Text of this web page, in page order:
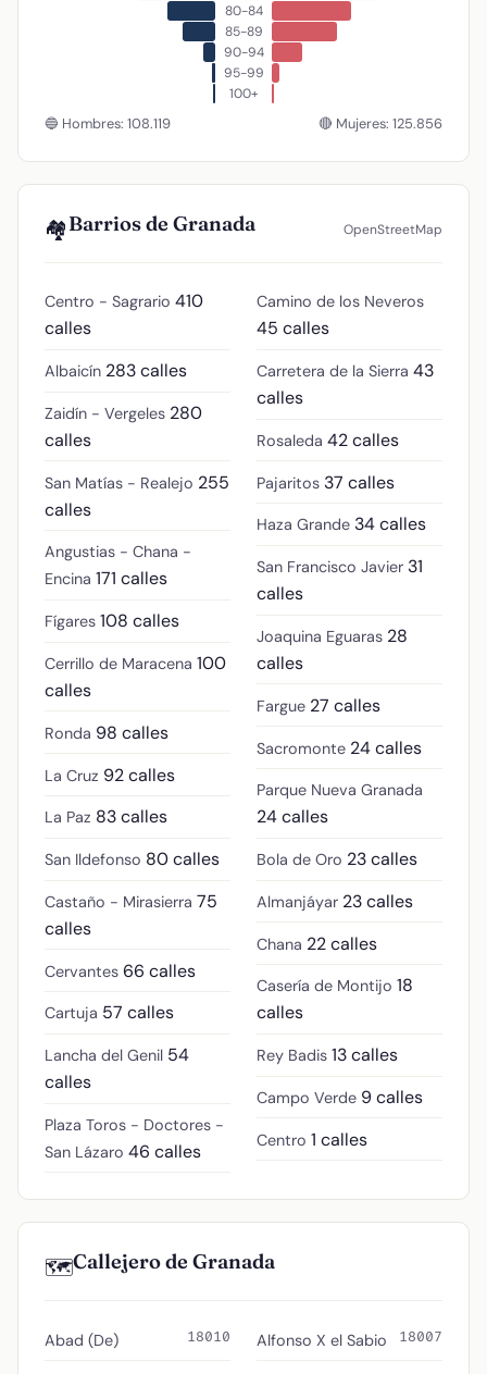
80-84
85-89
90-94
95-99
100+
🔵 Hombres: 108.119 🔴 Mujeres: 125.856
🏘️Barrios de Granada OpenStreetMap
Centro - Sagrario 410
calles
Albaicín 283 calles
Zaidín - Vergeles 280
calles
San Matías - Realejo 255
calles
Angustias - Chana -
Encina 171 calles
Fígares 108 calles
Cerrillo de Maracena 100
calles
Ronda 98 calles
La Cruz 92 calles
La Paz 83 calles
San Ildefonso 80 calles
Castaño - Mirasierra 75
calles
Cervantes 66 calles
Cartuja 57 calles
Lancha del Genil 54
calles
Plaza Toros - Doctores -
San Lázaro 46 calles
Camino de los Neveros
45 calles
Carretera de la Sierra 43
calles
Rosaleda 42 calles
Pajaritos 37 calles
Haza Grande 34 calles
San Francisco Javier 31
calles
Joaquina Eguaras 28
calles
Fargue 27 calles
Sacromonte 24 calles
Parque Nueva Granada
24 calles
Bola de Oro 23 calles
Almanjáyar 23 calles
Chana 22 calles
Casería de Montijo 18
calles
Rey Badis 13 calles
Campo Verde 9 calles
Centro 1 calles
🗺️Callejero de Granada
Abad (De) 18010 Alfonso X el Sabio 18007